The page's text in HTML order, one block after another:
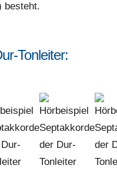
besteht.
Tonleiter: